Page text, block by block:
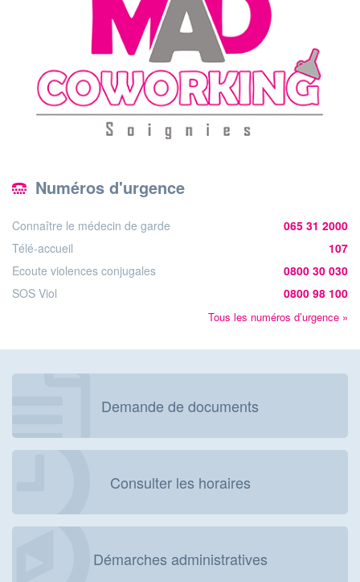
Numéros d'urgence
Connaître le médecin de garde
065 31 2000
Télé-accueil
107
Ecoute violences conjugales
0800 30 030
SOS Viol
0800 98 100
Tous les numéros d’urgence »
Demande de documents
Consulter les horaires
Démarches administratives